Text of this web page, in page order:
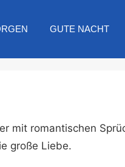
GUTE NACHT
mit romantischen
große Liebe.